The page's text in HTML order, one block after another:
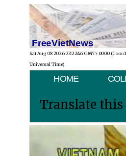
FreeVietNews
Sat Aug 08 2026 23:22:46 GMT+0000
Universal Time)
HOME
Translate this